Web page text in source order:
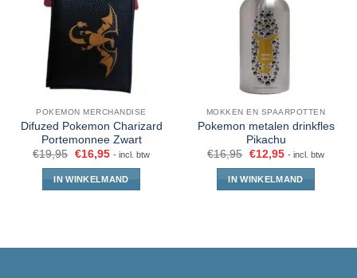
POKEMON MERCHANDISE
Difuzed Pokemon Charizard
Portemonnee Zwart
€19,95 €16,95 - incl. btw
IN WINKELMAND
MOKKEN EN SPAARPOTTEN
Pokemon metalen drinkfles
Pikachu
€16,95 €12,95 - incl. btw
IN WINKELMAND